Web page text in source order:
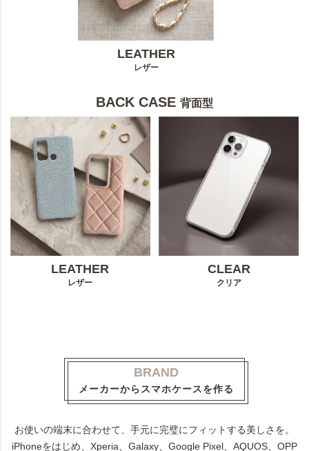
LEATHER
レザー
BACK CASE 背面型
LEATHER
レザー
CLEAR
クリア
BRAND
メーカーからスマホケースを作る
お使いの端末に合わせて、手元に完璧にフィットする美しさを。
iPhoneをはじめ、Xperia、Galaxy、Google Pixel、AQUOS、OPP